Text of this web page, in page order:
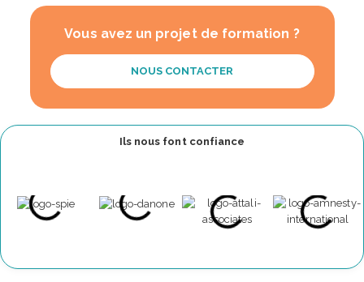
Vous avez un projet de formation ?
NOUS CONTACTER
Ils nous font confiance